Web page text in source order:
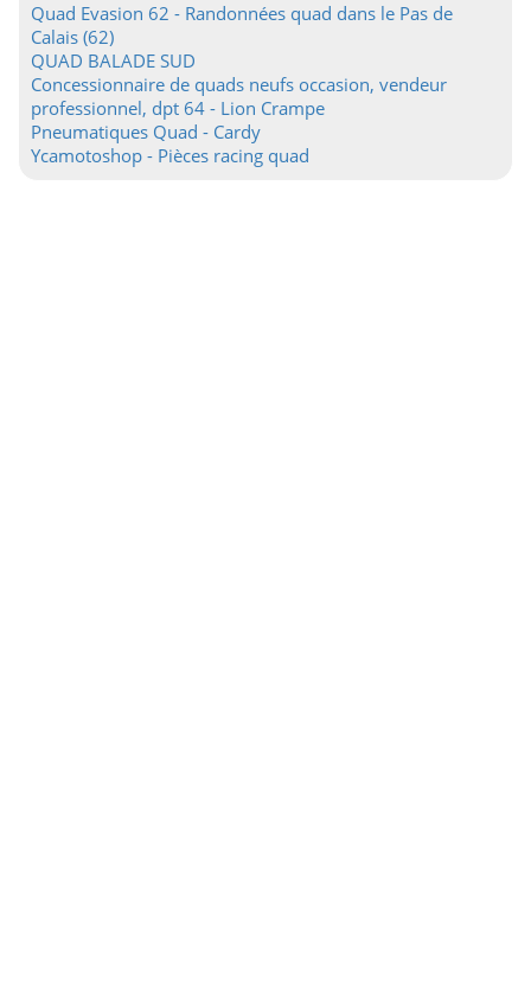
Quad Evasion 62 - Randonnées quad dans le Pas de
Calais (62)
QUAD BALADE SUD
Concessionnaire de quads neufs occasion, vendeur
professionnel, dpt 64 - Lion Crampe
Pneumatiques Quad - Cardy
Ycamotoshop - Pièces racing quad